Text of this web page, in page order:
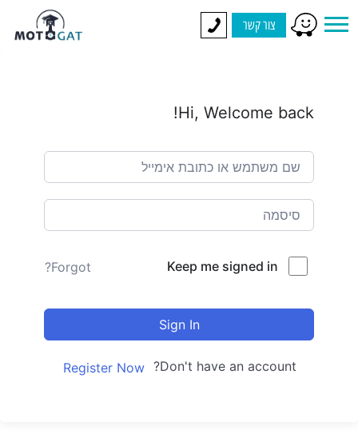
צור קשר
Hi, Welcome back!
Keep me signed in
Forgot?
Sign In
Don't have an account?
Register Now